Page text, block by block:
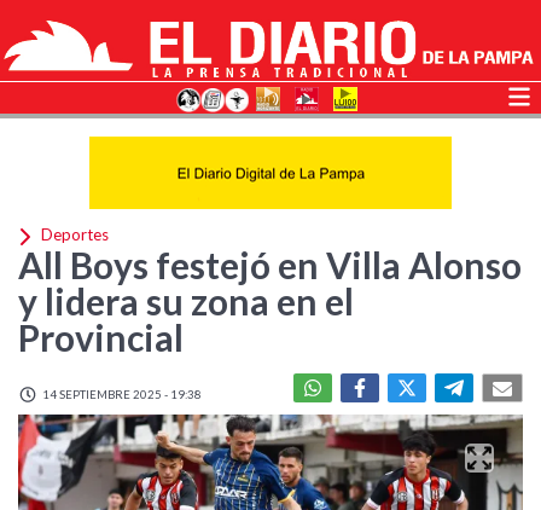
Deportes
All Boys festejó en Villa Alonso
y lidera su zona en el
Provincial
14 SEPTIEMBRE 2025 - 19:38